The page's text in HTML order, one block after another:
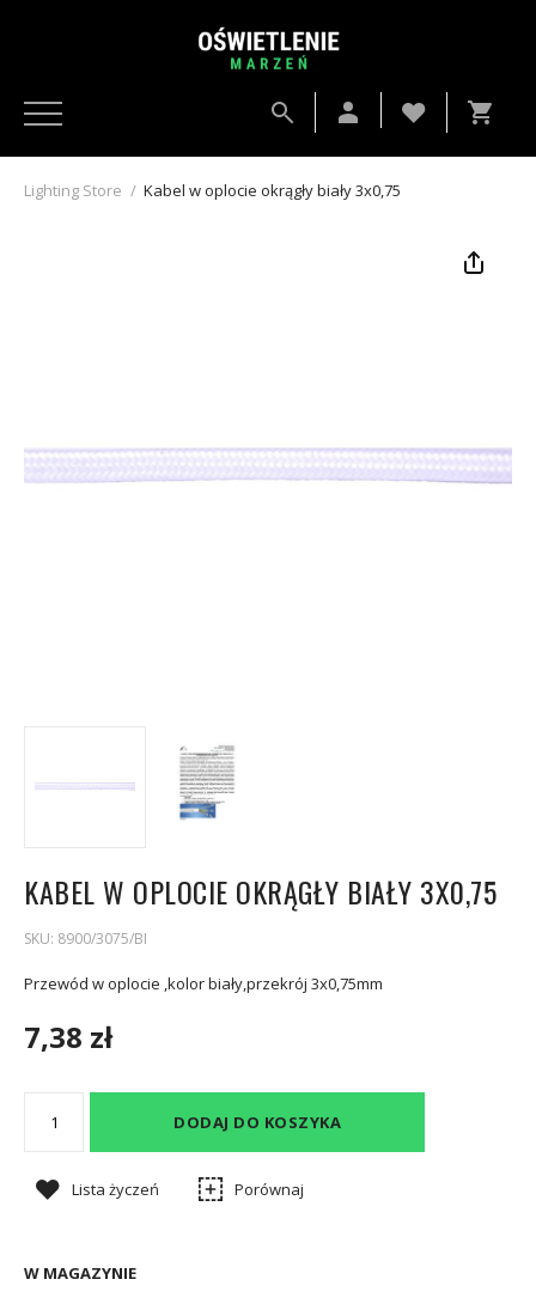
Lighting Store / Kabel w oplocie okrągły biały 3x0,75
KABEL W OPLOCIE OKRĄGŁY BIAŁY 3X0,75
SKU: 8900/3075/BI
Przewód w oplocie ,kolor biały,przekrój 3x0,75mm
7,38 zł
DODAJ DO KOSZYKA
Lista życzeń Porównaj
W MAGAZYNIE